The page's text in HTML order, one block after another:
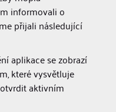
informovali o
přijali následující
aplikace se zobrazí
které vysvětluje
aktivním